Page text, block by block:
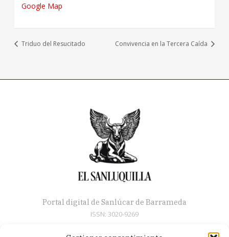
Google Map
Triduo del Resucitado Convivencia en la Tercera Caída
Portal digital de Sanlúcar de Barrameda
ISSN: 3020-9269